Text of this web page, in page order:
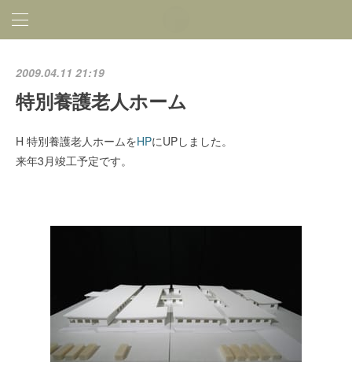
2009.04.11 21:19
特別養護老人ホーム
H 特別養護老人ホームをHPにUPしました。
来年3月竣工予定です。